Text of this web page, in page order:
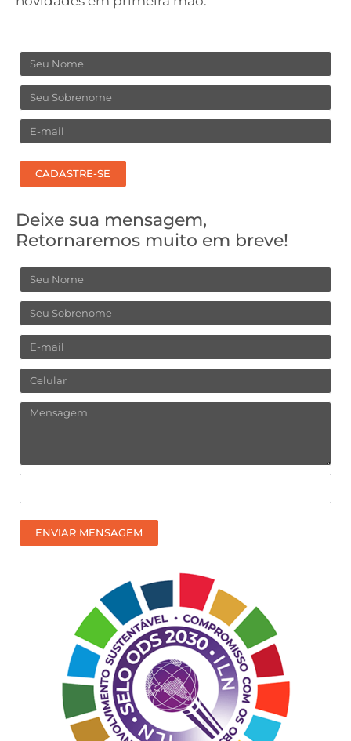
Nome
Sobrenome
Email
CADASTRE-SE
Deixe sua mensagem,
Retornaremos muito em breve!
Nome
Sobrenome
Email
Celular
Mensagem
Como
prefere
receber
nosso
ENVIAR MENSAGEM